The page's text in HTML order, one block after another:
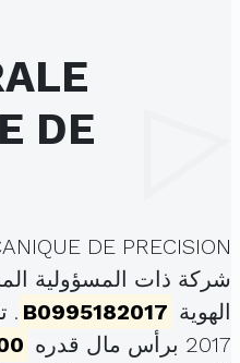
DE
شركة ذات المسؤولية
الهوية B0995182017
2017 برأس مال قدره